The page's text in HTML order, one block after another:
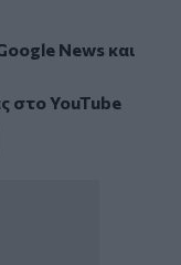
Newsκαι
στοYouTube